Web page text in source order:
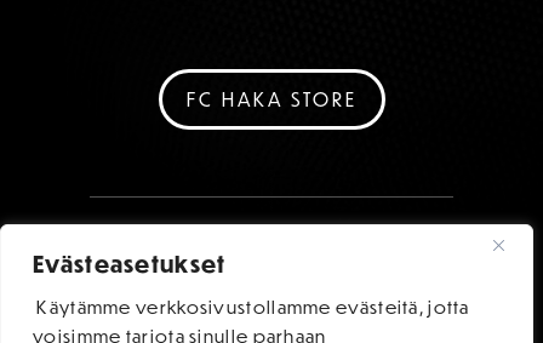
Evästeasetukset
Käytämme verkkosivustollamme evästeitä, jotta
voisimme tarjota sinulle parhaan
FC HAKA STORE